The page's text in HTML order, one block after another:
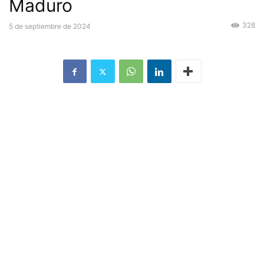
Maduro
5 de septiembre de 2024 328